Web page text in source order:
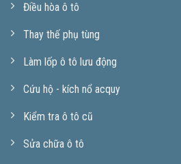
Điều hòa ô tô
Thay thế phụ tùng
Làm lốp ô tô lưu động
Cứu hộ - kích nổ acquy
Kiểm tra ô tô cũ
Sửa chữa ô tô